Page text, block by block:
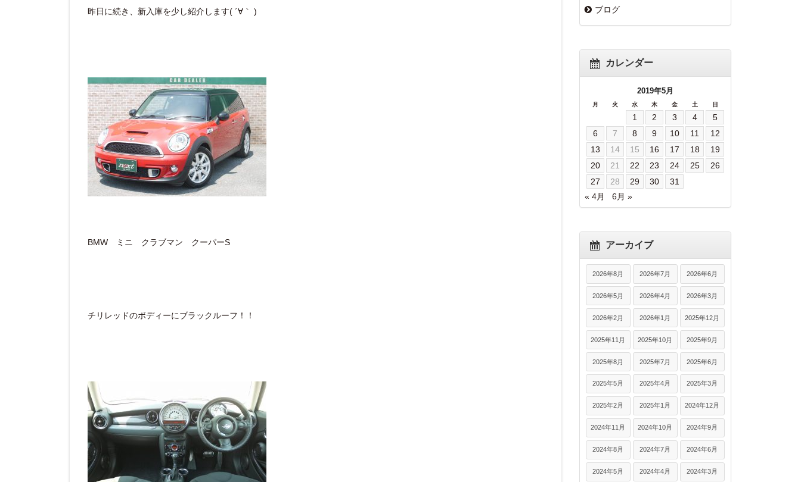
昨日に続き、新入庫を少し紹介します( ´∀｀ )
BMW ミニ クラブマン クーパーS
チリレッドのボディーにブラックルーフ！！
ブログ
カレンダー
2019年5月
月 火 水 木 金 土 日
1 2 3 4
5
6
7 8 9 10 11
12
13
14 15 16 17 18
19
20
21 22 23 24 25
26
27
28 29 30
31
« 4月
6月 »
アーカイブ
2026年8月 2026年7月 2026年6月
2026年5月 2026年4月 2026年3月
2026年2月 2026年1月 2025年12月
2025年11月 2025年10月 2025年9月
2025年8月 2025年7月 2025年6月
2025年5月 2025年4月 2025年3月
2025年2月 2025年1月 2024年12月
2024年11月 2024年10月 2024年9月
2024年8月 2024年7月 2024年6月
2024年5月 2024年4月 2024年3月